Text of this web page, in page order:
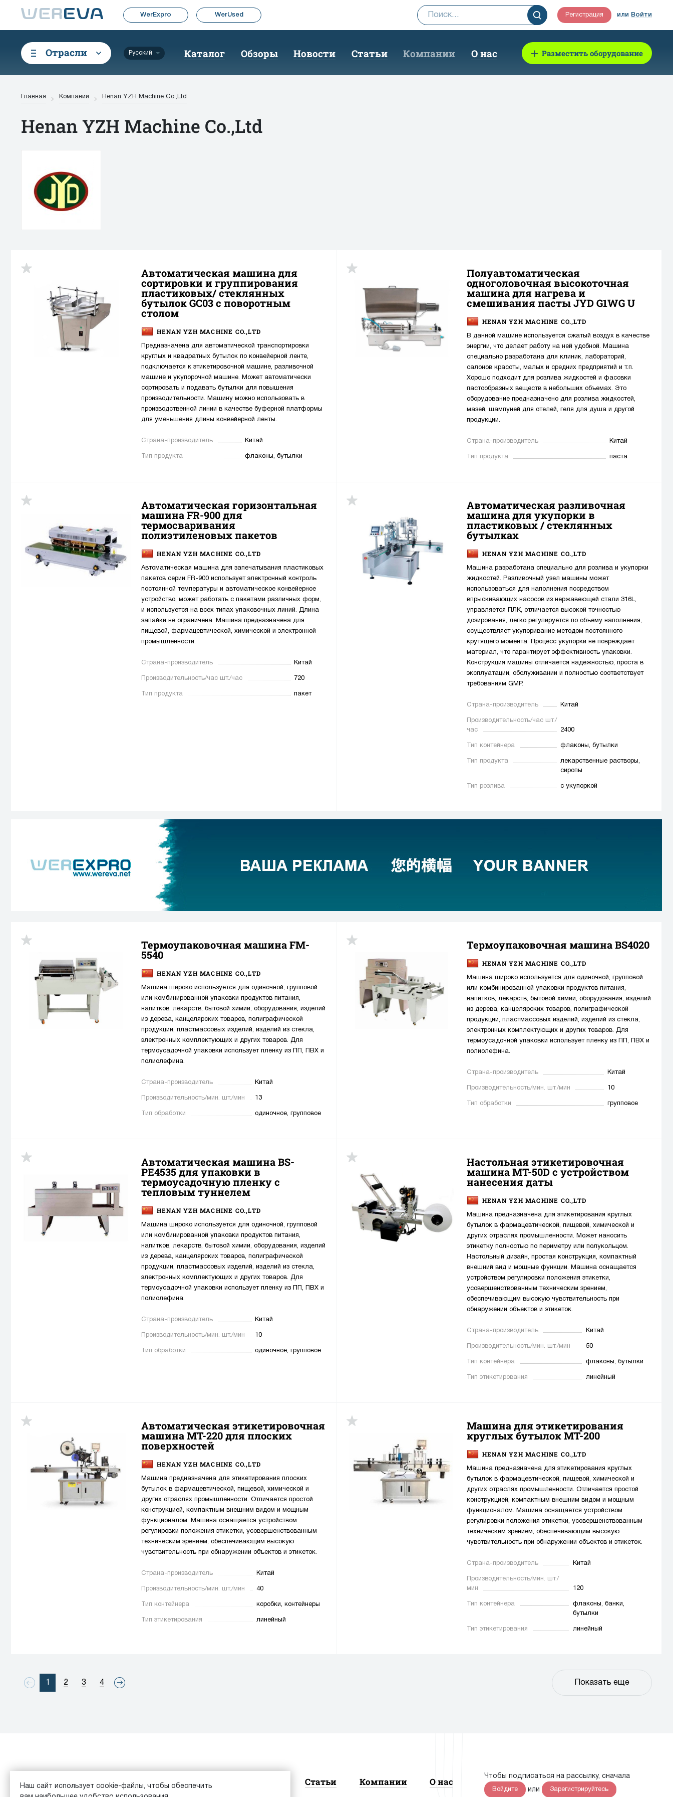
WerExpro WerUsed Регистрация или Войти
Отрасли Русский Каталог Обзоры Новости Статьи Компании О нас Разместить оборудование
Главная Компании Henan YZH Machine Co.,Ltd
Henan YZH Machine Co.,Ltd
Автоматическая машина для
сортировки и группирования
пластиковых/ стеклянных
бутылок GC03 с поворотным
столом
HENAN YZH MACHINE CO.,LTD
Предназначена для автоматической транспортировки
круглых и квадратных бутылок по конвейерной ленте,
подключается к этикетировочной машине, разливочной
машине и укупорочной машине. Может автоматически
сортировать и подавать бутылки для повышения
производительности. Машину можно использовать в
производственной линии в качестве буферной платформы
для уменьшения длины конвейерной ленты.
Страна-производитель Китай
Тип продукта флаконы, бутылки
Полуавтоматическая
одноголовочная высокоточная
машина для нагрева и
смешивания пасты JYD G1WG U
HENAN YZH MACHINE CO.,LTD
В данной машине используется сжатый воздух в качестве
энергии, что делает работу на ней удобной. Машина
специально разработана для клиник, лабораторий,
салонов красоты, малых и средних предприятий и т.п.
Хорошо подходит для розлива жидкостей и фасовки
пастообразных веществ в небольших объемах. Это
оборудование предназначено для розлива жидкостей,
мазей, шампуней для отелей, геля для душа и другой
продукции.
Страна-производитель Китай
Тип продукта паста
Автоматическая горизонтальная
машина FR-900 для
термосваривания
полиэтиленовых пакетов
HENAN YZH MACHINE CO.,LTD
Автоматическая машина для запечатывания пластиковых
пакетов серии FR-900 использует электронный контроль
постоянной температуры и автоматическое конвейерное
устройство, может работать с пакетами различных форм,
и используется на всех типах упаковочных линий. Длина
запайки не ограничена. Машина предназначена для
пищевой, фармацевтической, химической и электронной
промышленности.
Страна-производитель Китай
Производительность/час шт./час 720
Тип продукта пакет
Автоматическая разливочная
машина для укупорки в
пластиковых / стеклянных
бутылках
HENAN YZH MACHINE CO.,LTD
Машина разработана специально для розлива и укупорки
жидкостей. Разливочный узел машины может
использоваться для наполнения посредством
впрыскивающих насосов из нержавеющей стали 316L,
управляется ПЛК, отличается высокой точностью
дозирования, легко регулируется по объему наполнения,
осуществляет укупоривание методом постоянного
крутящего момента. Процесс укупорки не повреждает
материал, что гарантирует эффективность упаковки.
Конструкция машины отличается надежностью, проста в
эксплуатации, обслуживании и полностью соответствует
требованиям GMP.
Страна-производитель Китай
Производительность/час шт./
час
2400
Тип контейнера флаконы, бутылки
Тип продукта
лекарственные растворы,
сиропы
Тип розлива с укупоркой
Термоупаковочная машина FM-
5540
HENAN YZH MACHINE CO.,LTD
Машина широко используется для одиночной, групповой
или комбинированной упаковки продуктов питания,
напитков, лекарств, бытовой химии, оборудования, изделий
из дерева, канцелярских товаров, полиграфической
продукции, пластмассовых изделий, изделий из стекла,
электронных комплектующих и других товаров. Для
термоусадочной упаковки использует пленку из ПП, ПВХ и
полиолефина.
Страна-производитель Китай
Производительность/мин. шт./мин 13
Тип обработки одиночное, групповое
Термоупаковочная машина BS4020
HENAN YZH MACHINE CO.,LTD
Машина широко используется для одиночной, групповой
или комбинированной упаковки продуктов питания,
напитков, лекарств, бытовой химии, оборудования, изделий
из дерева, канцелярских товаров, полиграфической
продукции, пластмассовых изделий, изделий из стекла,
электронных комплектующих и других товаров. Для
термоусадочной упаковки использует пленку из ПП, ПВХ и
полиолефина.
Страна-производитель Китай
Производительность/мин. шт./мин 10
Тип обработки групповое
Автоматическая машина BS-
PE4535 для упаковки в
термоусадочную пленку с
тепловым туннелем
HENAN YZH MACHINE CO.,LTD
Машина широко используется для одиночной, групповой
или комбинированной упаковки продуктов питания,
напитков, лекарств, бытовой химии, оборудования, изделий
из дерева, канцелярских товаров, полиграфической
продукции, пластмассовых изделий, изделий из стекла,
электронных комплектующих и других товаров. Для
термоусадочной упаковки использует пленку из ПП, ПВХ и
полиолефина.
Страна-производитель Китай
Производительность/мин. шт./мин 10
Тип обработки одиночное, групповое
Настольная этикетировочная
машина MT-50D с устройством
нанесения даты
HENAN YZH MACHINE CO.,LTD
Машина предназначена для этикетирования круглых
бутылок в фармацевтической, пищевой, химической и
других отраслях промышленности. Может наносить
этикетку полностью по периметру или полукольцом.
Настольный дизайн, простая конструкция, компактный
внешний вид и мощные функции. Машина оснащается
устройством регулировки положения этикетки,
усовершенствованным техническим зрением,
обеспечивающим высокую чувствительность при
обнаружении объектов и этикеток.
Страна-производитель Китай
Производительность/мин. шт./мин 50
Тип контейнера флаконы, бутылки
Тип этикетирования линейный
Автоматическая этикетировочная
машина MT-220 для плоских
поверхностей
HENAN YZH MACHINE CO.,LTD
Машина предназначена для этикетирования плоских
бутылок в фармацевтической, пищевой, химической и
других отраслях промышленности. Отличается простой
конструкцией, компактным внешним видом и мощным
функционалом. Машина оснащается устройством
регулировки положения этикетки, усовершенствованным
техническим зрением, обеспечивающим высокую
чувствительность при обнаружении объектов и этикеток.
Страна-производитель Китай
Производительность/мин. шт./мин 40
Тип контейнера коробки, контейнеры
Тип этикетирования линейный
Машина для этикетирования
круглых бутылок MT-200
HENAN YZH MACHINE CO.,LTD
Машина предназначена для этикетирования круглых
бутылок в фармацевтической, пищевой, химической и
других отраслях промышленности. Отличается простой
конструкцией, компактным внешним видом и мощным
функционалом. Машина оснащается устройством
регулировки положения этикетки, усовершенствованным
техническим зрением, обеспечивающим высокую
чувствительность при обнаружении объектов и этикеток.
Страна-производитель Китай
Производительность/мин. шт./
мин
120
Тип контейнера
флаконы, банки,
бутылки
Тип этикетирования линейный
1 2 3 4 Показать еще
Каталог Обзоры Статьи Компании О нас Чтобы подписаться на рассылку, сначала
Войдите или Зарегистрируйтесь
Наш сайт использует cookie-файлы, чтобы обеспечить